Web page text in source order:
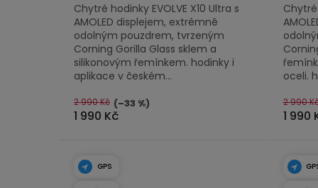
5
hvězdiček.
1 990 Kč
2 990 Kč (–33 %)
Chytré hodinky EVOLVE X10 Ultra s
AMOLED displejem, extrémně
odolným pouzdrem, tvrzeným
Corning Gorilla Glass sklem a
silikonovým řemínkem. hodinky i
aplikace v českém...
5
1 990
2 990
Chytré
oceli.
GPS